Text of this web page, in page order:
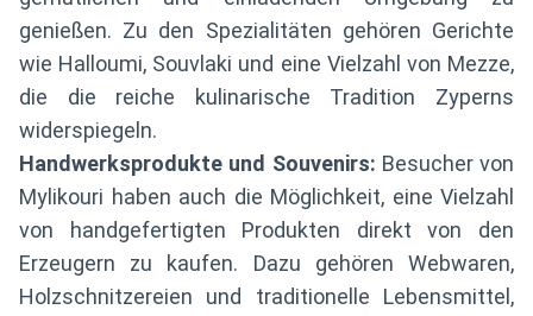
genießen. Zu den Spezialitäten gehören Gerichte
wie Halloumi, Souvlaki und eine Vielzahl von Mezze,
die die reiche kulinarische Tradition Zyperns
widerspiegeln.
Handwerksprodukte und Souvenirs: Besucher von
Mylikouri haben auch die Möglichkeit, eine Vielzahl
von handgefertigten Produkten direkt von den
Erzeugern zu kaufen. Dazu gehören Webwaren,
Holzschnitzereien und traditionelle Lebensmittel,